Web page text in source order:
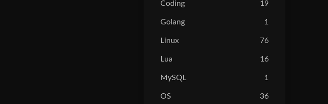
Coding 19
Golang 1
Linux 76
Lua 16
MySQL 1
OS 36